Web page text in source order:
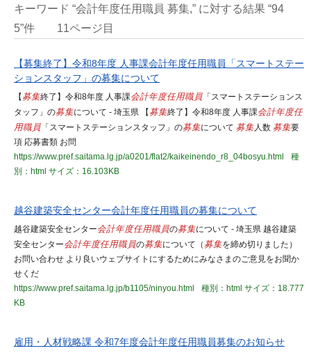
キーワード “会計年度任用職員 募集,” に対する結果 “94
5”件
11ページ目
【募集終了】令和8年度 人事課会計年度任用職員「スマートステー
ションスタッフ」の募集について
【 募集終了】令和8年度 人事課会計年度任用職員 「スマートステーションス
タッフ」の募集について - 埼玉県 【 募集終了】令和8年度 人事課会計年度任
用職員 「スマートステーションスタッフ」の募集について 募集人数 募集要
項 応募書類 お問
https://www.pref.saitama.lg.jp/a0201/flat2/kaikeinendo_r8_04bosyu.html
種
別：html サイズ：16.103KB
越谷建築安全センター会計年度任用職員の募集について
越谷建築安全センター会計年度任用職員の募集について - 埼玉県 越谷建築
安全センター会計年度任用職員の募集について（ 募集を締め切りました）
お問い合わせ より良いウェブサイトにするためにみなさまのご意見をお聞か
せくだ
https://www.pref.saitama.lg.jp/b1105/ninyou.html
種別：html サイズ：18.777
KB
雇用・人材戦略課 令和7年度会計年度任用職員募集のお知らせ